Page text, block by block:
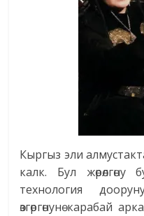
Кыргыз эли
калк. Бул
технология
өзгөргөнунө карабай